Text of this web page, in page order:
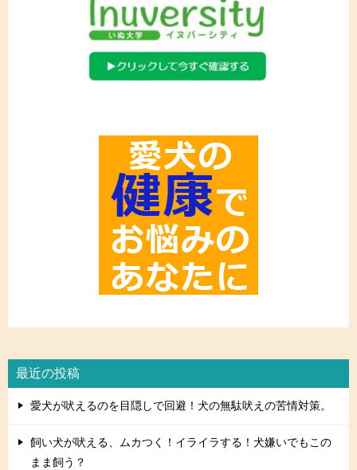
最近の投稿
愛犬が吠えるのを目隠しで回避！犬の無駄吠えの苦情対策。
飼い犬が吠える、ムカつく！イライラする！犬嫌いでもこの
まま飼う？